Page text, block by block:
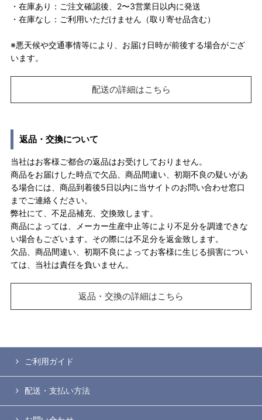
・在庫あり：ご注文確認後、2〜3営業日以内に発送
・在庫なし：ご利用いただけません（取り寄せ品含む）
※悪天候や交通事情等により、お届け日時が前後する場合がござ
います。
配送の詳細はこちら
返品・交換について
当社はお客様ご都合の返品はお受けしておりません。
商品をお届けした時点で欠品、商品間違い、初期不良の疑いがあ
る場合には、商品到着後5日以内に当サイトのお問い合わせ窓口
までご連絡ください。
弊社にて、不足品補充、交換致します。
商品によっては、メーカー生産中止等により不足分を調達できな
い場合もございます。その際には不足分を返金致します。
欠品、商品間違い、初期不良によってお客様に生じる損害につい
ては、当社は責任を負いません。
返品・交換の詳細はこちら
ご利用ガイド
配送・支払い方法